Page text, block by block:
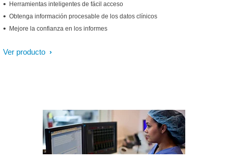
Herramientas inteligentes de fácil acceso
Obtenga información procesable de los datos clínicos
Mejore la confianza en los informes
Ver producto